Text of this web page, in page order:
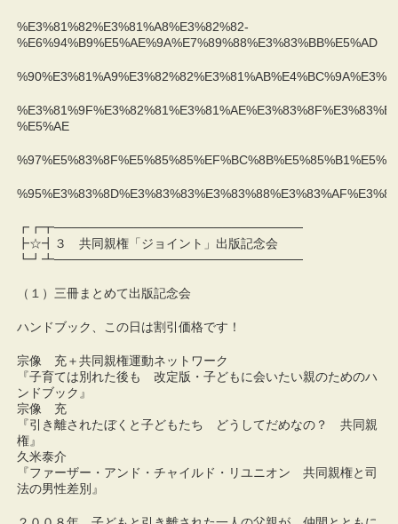
%E3%81%82%E3%81%A8%E3%82%82-
%E6%94%B9%E5%AE%9A%E7%89%88%E3%83%BB%E5%AD
%E5%AE
┏┏┳────────────────────────────
┣☆┫３ 共同親権「ジョイント」出版記念会
┗┛┻────────────────────────────
（１）三冊まとめて出版記念会
ハンドブック、この日は割引価格です！
宗像 充＋共同親権運動ネットワーク
『子育ては別れた後も 改定版・子どもに会いたい親のためのハ
ンドブック』
宗像 充
『引き離されたぼくと子どもたち どうしてだめなの？ 共同親
権』
久米泰介
『ファーザー・アンド・チャイルド・リユニオン 共同親権と司
法の男性差別』